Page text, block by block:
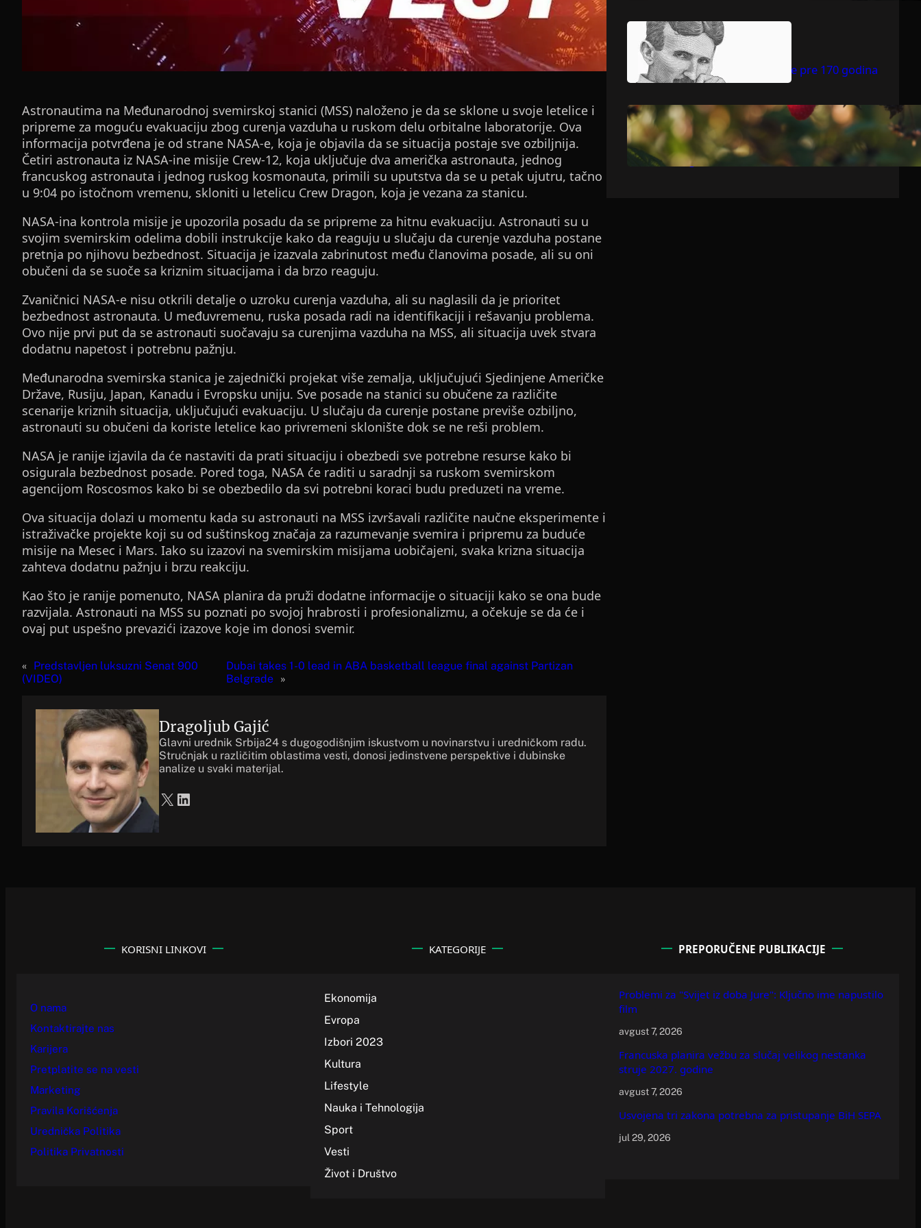
Astronautima na Međunarodnoj svemirskoj stanici (MSS) naloženo je da se sklone u svoje letelice i
pripreme za moguću evakuaciju zbog curenja vazduha u ruskom delu orbitalne laboratorije. Ova
informacija potvrđena je od strane NASA-e, koja je objavila da se situacija postaje sve ozbiljnija.
Četiri astronauta iz NASA-ine misije Crew-12, koja uključuje dva američka astronauta, jednog
francuskog astronauta i jednog ruskog kosmonauta, primili su uputstva da se u petak ujutru, tačno
u 9:04 po istočnom vremenu, skloniti u letelicu Crew Dragon, koja je vezana za stanicu.
NASA-ina kontrola misije je upozorila posadu da se pripreme za hitnu evakuaciju. Astronauti su u
svojim svemirskim odelima dobili instrukcije kako da reaguju u slučaju da curenje vazduha postane
pretnja po njihovu bezbednost. Situacija je izazvala zabrinutost među članovima posade, ali su oni
obučeni da se suoče sa kriznim situacijama i da brzo reaguju.
Zvaničnici NASA-e nisu otkrili detalje o uzroku curenja vazduha, ali su naglasili da je prioritet
bezbednost astronauta. U međuvremenu, ruska posada radi na identifikaciji i rešavanju problema.
Ovo nije prvi put da se astronauti suočavaju sa curenjima vazduha na MSS, ali situacija uvek stvara
dodatnu napetost i potrebnu pažnju.
Međunarodna svemirska stanica je zajednički projekat više zemalja, uključujući Sjedinjene Američke
Države, Rusiju, Japan, Kanadu i Evropsku uniju. Sve posade na stanici su obučene za različite
scenarije kriznih situacija, uključujući evakuaciju. U slučaju da curenje postane previše ozbiljno,
astronauti su obučeni da koriste letelice kao privremeni sklonište dok se ne reši problem.
NASA je ranije izjavila da će nastaviti da prati situaciju i obezbedi sve potrebne resurse kako bi
osigurala bezbednost posade. Pored toga, NASA će raditi u saradnji sa ruskom svemirskom
agencijom Roscosmos kako bi se obezbedilo da svi potrebni koraci budu preduzeti na vreme.
Ova situacija dolazi u momentu kada su astronauti na MSS izvršavali različite naučne eksperimente i
istraživačke projekte koji su od suštinskog značaja za razumevanje svemira i pripremu za buduće
misije na Mesec i Mars. Iako su izazovi na svemirskim misijama uobičajeni, svaka krizna situacija
zahteva dodatnu pažnju i brzu reakciju.
Kao što je ranije pomenuto, NASA planira da pruži dodatne informacije o situaciji kako se ona bude
razvijala. Astronauti na MSS su poznati po svojoj hrabrosti i profesionalizmu, a očekuje se da će i
ovaj put uspešno prevazići izazove koje im donosi svemir.
« Predstavljen luksuzni Senat 900
(VIDEO)
Dubai takes 1-0 lead in ABA basketball league final against Partizan
Belgrade »
Dragoljub Gajić
Glavni urednik Srbija24 s dugogodišnjim iskustvom u novinarstvu i uredničkom radu.
Stručnjak u različitim oblastima vesti, donosi jedinstvene perspektive i dubinske
analize u svaki materijal.
X LinkedIn
jul 9, 2026
Nikola Tesla rođen je pre 170 godina
jul 9, 2026 Dragoljub Gajić
Srbija očekuje rekordnu voćarsku
godinu
KORISNI LINKOVI
O nama
Kontaktirajte nas
Karijera
Pretplatite se na vesti
Marketing
Pravila Korišćenja
Urednička Politika
Politika Privatnosti
KATEGORIJE
Ekonomija
Evropa
Izbori 2023
Kultura
Lifestyle
Nauka i Tehnologija
Sport
Vesti
Život i Društvo
PREPORUČENE PUBLIKACIJE
Problemi za "Svijet iz doba Jure": Ključno ime napustilo
film
avgust 7, 2026
Francuska planira vežbu za slučaj velikog nestanka
struje 2027. godine
avgust 7, 2026
Usvojena tri zakona potrebna za pristupanje BiH SEPA
jul 29, 2026